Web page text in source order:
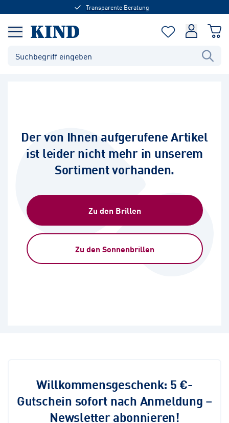
Transparente Beratung
Der von Ihnen aufgerufene Artikel
ist leider nicht mehr in unserem
Sortiment vorhanden.
Zu den Brillen
Zu den Sonnenbrillen
Willkommensgeschenk: 5 €-
Gutschein sofort nach Anmeldung –
Newsletter abonnieren!